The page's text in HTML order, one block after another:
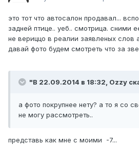
это тот что автосалон продавал...
задней птице.. уеб.. смотрица. сними
не вериццо в реалии заявленых слов
давай фото будем смотреть что за
"В 22.09.2014 в 18:32, Ozzy
а фото покрупнее нету? а то я со
не могу рассмотреть..
представь как мне с моими -7...